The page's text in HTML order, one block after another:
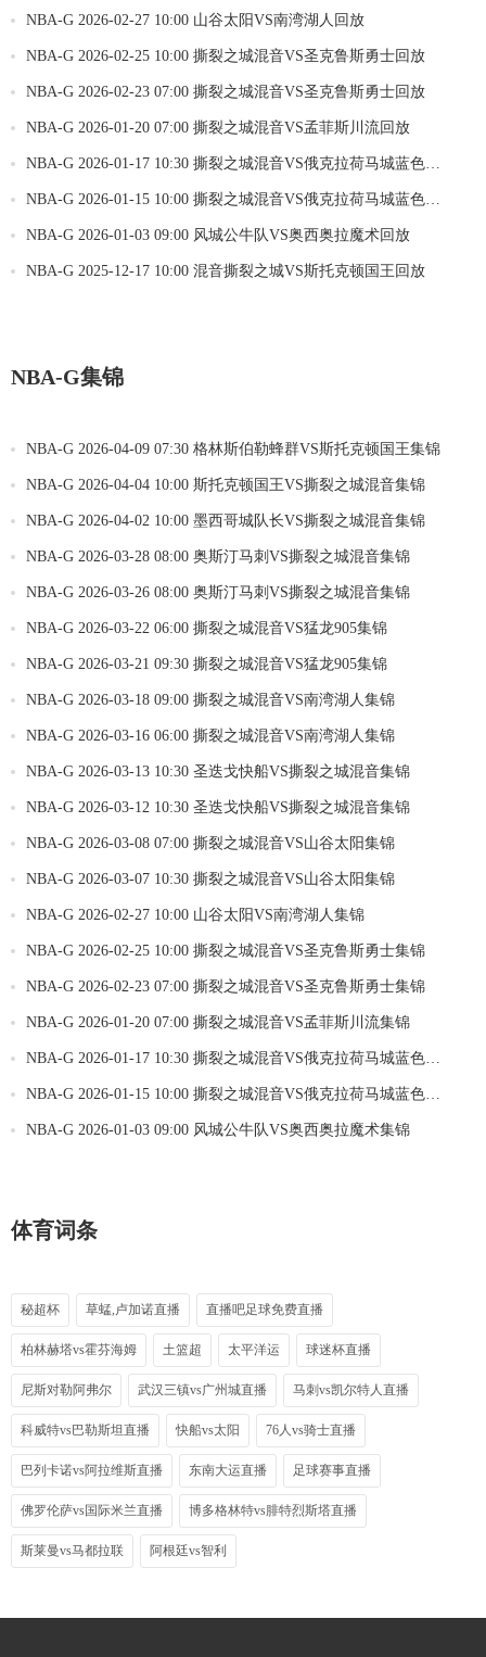
NBA-G 2026-02-27 10:00 山谷太阳VS南湾湖人回放
NBA-G 2026-02-25 10:00 撕裂之城混音VS圣克鲁斯勇士回放
NBA-G 2026-02-23 07:00 撕裂之城混音VS圣克鲁斯勇士回放
NBA-G 2026-01-20 07:00 撕裂之城混音VS孟菲斯川流回放
NBA-G 2026-01-17 10:30 撕裂之城混音VS俄克拉荷马城蓝色回
NBA-G 2026-01-15 10:00 撕裂之城混音VS俄克拉荷马城蓝色回
NBA-G 2026-01-03 09:00 风城公牛队VS奥西奥拉魔术回放
NBA-G 2025-12-17 10:00 混音撕裂之城VS斯托克顿国王回放
NBA-G集锦
NBA-G 2026-04-09 07:30 格林斯伯勒蜂群VS斯托克顿国王集锦
NBA-G 2026-04-04 10:00 斯托克顿国王VS撕裂之城混音集锦
NBA-G 2026-04-02 10:00 墨西哥城队长VS撕裂之城混音集锦
NBA-G 2026-03-28 08:00 奥斯汀马刺VS撕裂之城混音集锦
NBA-G 2026-03-26 08:00 奥斯汀马刺VS撕裂之城混音集锦
NBA-G 2026-03-22 06:00 撕裂之城混音VS猛龙905集锦
NBA-G 2026-03-21 09:30 撕裂之城混音VS猛龙905集锦
NBA-G 2026-03-18 09:00 撕裂之城混音VS南湾湖人集锦
NBA-G 2026-03-16 06:00 撕裂之城混音VS南湾湖人集锦
NBA-G 2026-03-13 10:30 圣迭戈快船VS撕裂之城混音集锦
NBA-G 2026-03-12 10:30 圣迭戈快船VS撕裂之城混音集锦
NBA-G 2026-03-08 07:00 撕裂之城混音VS山谷太阳集锦
NBA-G 2026-03-07 10:30 撕裂之城混音VS山谷太阳集锦
NBA-G 2026-02-27 10:00 山谷太阳VS南湾湖人集锦
NBA-G 2026-02-25 10:00 撕裂之城混音VS圣克鲁斯勇士集锦
NBA-G 2026-02-23 07:00 撕裂之城混音VS圣克鲁斯勇士集锦
NBA-G 2026-01-20 07:00 撕裂之城混音VS孟菲斯川流集锦
NBA-G 2026-01-17 10:30 撕裂之城混音VS俄克拉荷马城蓝色集
NBA-G 2026-01-15 10:00 撕裂之城混音VS俄克拉荷马城蓝色集
NBA-G 2026-01-03 09:00 风城公牛队VS奥西奥拉魔术集锦
体育词条
秘超杯 草蜢,卢加诺直播 直播吧足球免费直播
柏林赫塔vs霍芬海姆 土篮超 太平洋运 球迷杯直播
尼斯对勒阿弗尔 武汉三镇vs广州城直播 马刺vs凯尔特人直播
科威特vs巴勒斯坦直播 快船vs太阳 76人vs骑士直播
巴列卡诺vs阿拉维斯直播 东南大运直播 足球赛事直播
佛罗伦萨vs国际米兰直播 博多格林特vs腓特烈斯塔直播
斯莱曼vs马都拉联 阿根廷vs智利